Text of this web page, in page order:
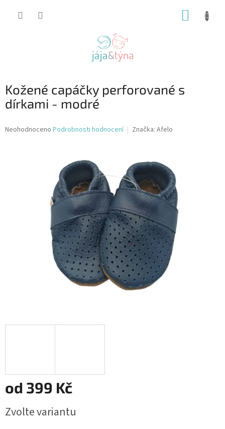
Kožené capáčky perforované s
dírkami - modré
Průměrné
Neohodnoceno Podrobnosti hodnocení Značka: Afelo
od 399 Kč
cena:
Zvolte variantu